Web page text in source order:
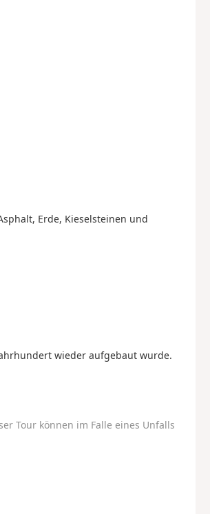
Erde, Kieselsteinen und
wieder aufgebaut wurde.
Tour können im Falle eines Unfalls